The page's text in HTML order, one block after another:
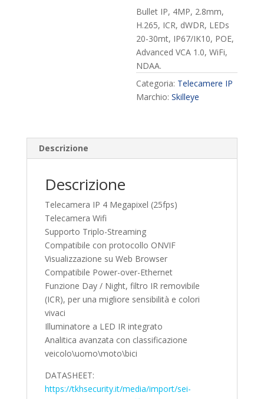
Bullet IP, 4MP, 2.8mm,
H.265, ICR, dWDR, LEDs
20-30mt, IP67/IK10, POE,
Advanced VCA 1.0, WiFi,
NDAA.
Categoria: Telecamere IP
Marchio:Skilleye
Descrizione
Descrizione
Telecamera IP 4 Megapixel (25fps)
Telecamera Wifi
Supporto Triplo-Streaming
Compatibile con protocollo ONVIF
Visualizzazione su Web Browser
Compatibile Power-over-Ethernet
Funzione Day / Night, filtro IR removibile
(ICR), per una migliore sensibilità e colori
vivaci
Illuminatore a LED IR integrato
Analitica avanzata con classificazione
veicolo\uomo\moto\bici
DATASHEET:
https://tkhsecurity.it/media/import/sei-